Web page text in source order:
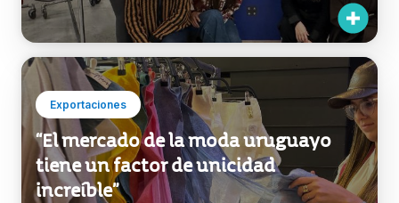
Exportaciones
“El mercado de la moda uruguayo
tiene un factor de unicidad
increíble”